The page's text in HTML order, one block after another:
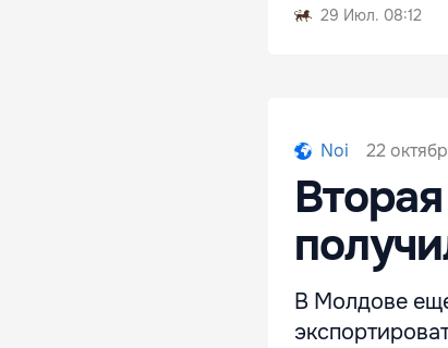
29 Июл. 08:12
Noi 22
В Молдове